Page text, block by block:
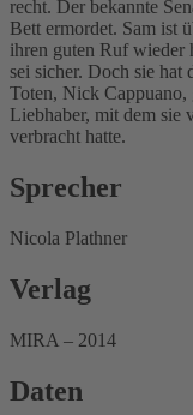
recht. Der bekannte
Bett ermordet. Sam ist
ihren guten Ruf wieder
sei sicher. Doch sie hat
Toten, Nick
Liebhaber, mit dem sie
verbracht hatte.
Sprecher
Nicola Plathner
Verlag
MIRA – 2014
Daten